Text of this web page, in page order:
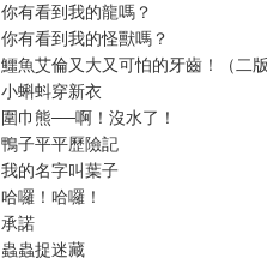
你有看到我的龍嗎？
你有看到我的怪獸嗎？
鱷魚艾倫又大又可怕的牙齒！（二
小蝌蚪穿新衣
圍巾熊──啊！沒水了！
鴨子平平歷險記
我的名字叫葉子
哈囉！哈囉！
承諾
蟲蟲捉迷藏